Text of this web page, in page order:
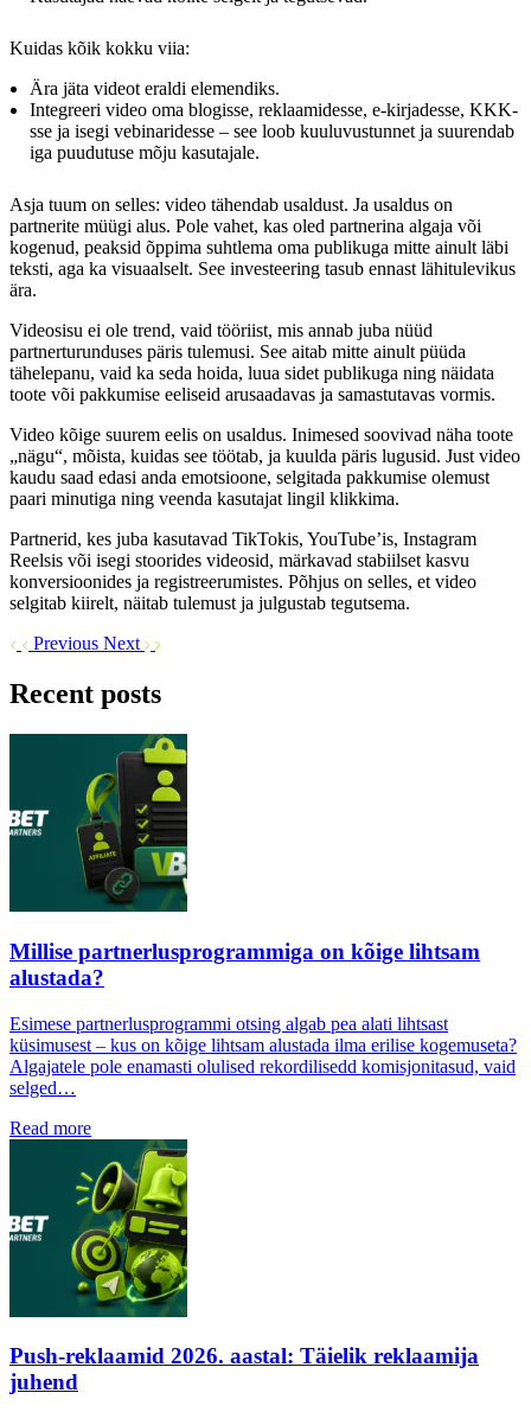
Kuidas kõik kokku viia:
Ära jäta videot eraldi elemendiks.
Integreeri video oma blogisse, reklaamidesse, e-kirjadesse, KKK-
sse ja isegi vebinaridesse – see loob kuuluvustunnet ja suurendab
iga puudutuse mõju kasutajale.
Asja tuum on selles: video tähendab usaldust. Ja usaldus on
partnerite müügi alus. Pole vahet, kas oled partnerina algaja või
kogenud, peaksid õppima suhtlema oma publikuga mitte ainult läbi
teksti, aga ka visuaalselt. See investeering tasub ennast lähitulevikus
ära.
Videosisu ei ole trend, vaid tööriist, mis annab juba nüüd
partnerturunduses päris tulemusi. See aitab mitte ainult püüda
tähelepanu, vaid ka seda hoida, luua sidet publikuga ning näidata
toote või pakkumise eeliseid arusaadavas ja samastutavas vormis.
Video kõige suurem eelis on usaldus. Inimesed soovivad näha toote
„nägu“, mõista, kuidas see töötab, ja kuulda päris lugusid. Just video
kaudu saad edasi anda emotsioone, selgitada pakkumise olemust
paari minutiga ning veenda kasutajat lingil klikkima.
Partnerid, kes juba kasutavad TikTokis, YouTube’is, Instagram
Reelsis või isegi stoorides videosid, märkavad stabiilset kasvu
konversioonides ja registreerumistes. Põhjus on selles, et video
selgitab kiirelt, näitab tulemust ja julgustab tegutsema.
Previous Next
Recent posts
Millise partnerlusprogrammiga on kõige lihtsam
alustada?
Esimese partnerlusprogrammi otsing algab pea alati lihtsast
küsimusest – kus on kõige lihtsam alustada ilma erilise kogemuseta?
Algajatele pole enamasti olulised rekordilisedd komisjonitasud, vaid
selged…
Read more
Push-reklaamid 2026. aastal: Täielik reklaamija
juhend